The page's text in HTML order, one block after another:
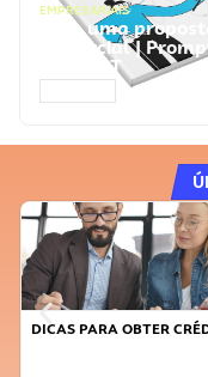
EMPRESARIAIS
Faça uma
comercial |
ChatGPT
DICAS PARA OBTER